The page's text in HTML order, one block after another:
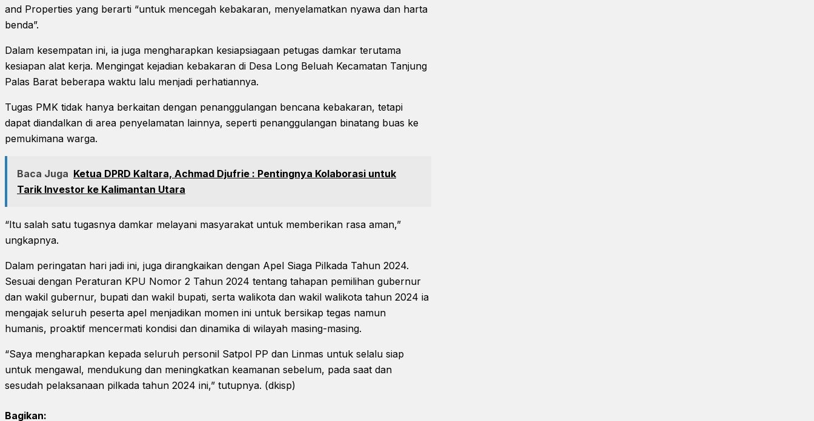
and Properties yang berarti “untuk mencegah kebakaran, menyelamatkan nyawa dan harta
benda”.
Dalam kesempatan ini, ia juga mengharapkan kesiapsiagaan petugas damkar terutama
kesiapan alat kerja. Mengingat kejadian kebakaran di Desa Long Beluah Kecamatan Tanjung
Palas Barat beberapa waktu lalu menjadi perhatiannya.
Tugas PMK tidak hanya berkaitan dengan penanggulangan bencana kebakaran, tetapi
dapat diandalkan di area penyelamatan lainnya, seperti penanggulangan binatang buas ke
pemukimana warga.
Baca Juga Ketua DPRD Kaltara, Achmad Djufrie : Pentingnya Kolaborasi untuk
Tarik Investor ke Kalimantan Utara
“Itu salah satu tugasnya damkar melayani masyarakat untuk memberikan rasa aman,”
ungkapnya.
Dalam peringatan hari jadi ini, juga dirangkaikan dengan Apel Siaga Pilkada Tahun 2024.
Sesuai dengan Peraturan KPU Nomor 2 Tahun 2024 tentang tahapan pemilihan gubernur
dan wakil gubernur, bupati dan wakil bupati, serta walikota dan wakil walikota tahun 2024 ia
mengajak seluruh peserta apel menjadikan momen ini untuk bersikap tegas namun
humanis, proaktif mencermati kondisi dan dinamika di wilayah masing-masing.
“Saya mengharapkan kepada seluruh personil Satpol PP dan Linmas untuk selalu siap
untuk mengawal, mendukung dan meningkatkan keamanan sebelum, pada saat dan
sesudah pelaksanaan pilkada tahun 2024 ini,” tutupnya. (dkisp)
Bagikan: